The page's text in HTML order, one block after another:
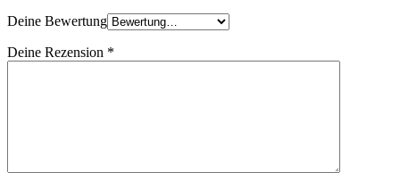
Deine Bewertung
Deine Rezension *